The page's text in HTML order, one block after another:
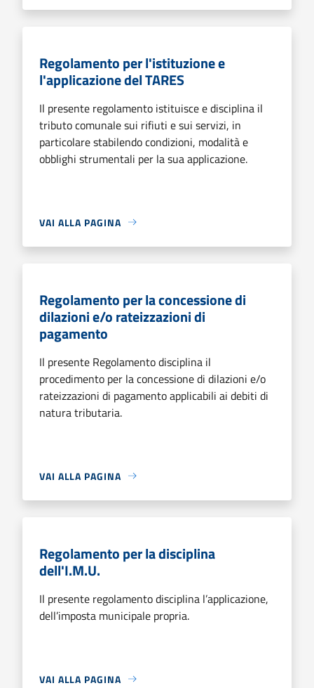
Regolamento per l'istituzione e
l'applicazione del TARES
Il presente regolamento istituisce e disciplina il
tributo comunale sui rifiuti e sui servizi, in
particolare stabilendo condizioni, modalità e
obblighi strumentali per la sua applicazione.
VAI ALLA PAGINA
Regolamento per la concessione di
dilazioni e/o rateizzazioni di
pagamento
Il presente Regolamento disciplina il
procedimento per la concessione di dilazioni e/o
rateizzazioni di pagamento applicabili ai debiti di
natura tributaria.
VAI ALLA PAGINA
Regolamento per la disciplina
dell'I.M.U.
Il presente regolamento disciplina l’applicazione,
dell’imposta municipale propria.
VAI ALLA PAGINA